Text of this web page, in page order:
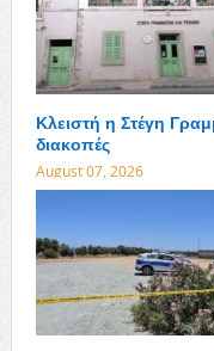
Κλειστή η Στέγη
διακοπές
August 07, 2026